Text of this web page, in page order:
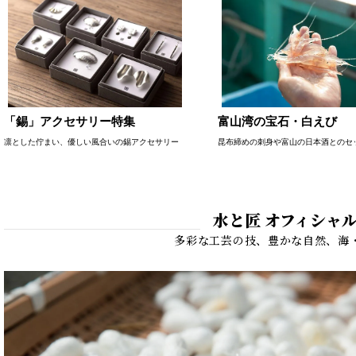
「錫」アクセサリー特集
凛とした佇まい、優しい風合いの錫アクセサリー
富山湾の宝石・白えび
昆布締めの刺身や富山の日本酒とのセ
水と匠 オフィシャ